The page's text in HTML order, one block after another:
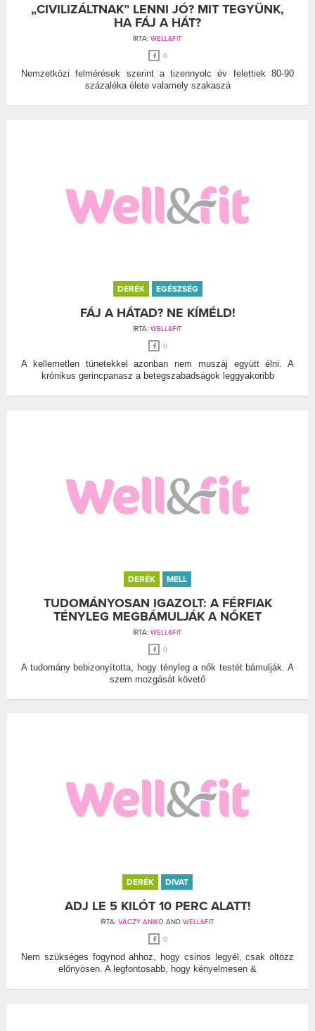
„CIVILIZÁLTNAK” LENNI JÓ? MIT TEGYÜNK,
HA FÁJ A HÁT?
ÍRTA: WELL&FIT
0
Nemzetközi felmérések szerint a tizennyolc év felettiek 80-90
százaléka élete valamely szakaszá
DERÉK EGÉSZSÉG
FÁJ A HÁTAD? NE KÍMÉLD!
ÍRTA: WELL&FIT
0
A kellemetlen tünetekkel azonban nem muszáj együtt élni. A
krónikus gerincpanasz a betegszabadságok leggyakoribb
DERÉK MELL
TUDOMÁNYOSAN IGAZOLT: A FÉRFIAK
TÉNYLEG MEGBÁMULJÁK A NŐKET
ÍRTA: WELL&FIT
0
A tudomány bebizonyította, hogy tényleg a nők testét bámulják. A
szem mozgását követő
DERÉK DIVAT
ADJ LE 5 KILÓT 10 PERC ALATT!
ÍRTA: VÁCZY ANIKÓ AND WELL&FIT
0
Nem szükséges fogynod ahhoz, hogy csinos legyél, csak öltözz
előnyösen. A legfontosabb, hogy kényelmesen &